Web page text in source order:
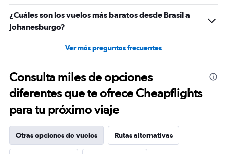
¿Cuáles son los vuelos más baratos desde Brasil a
Johanesburgo?
Ver más preguntas frecuentes
Consulta miles de opciones
diferentes que te ofrece Cheapflights
para tu próximo viaje
Otras opciones de vuelos Rutas alternativas